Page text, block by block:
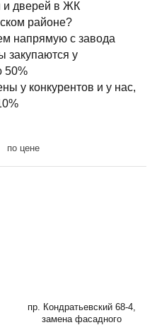
и дверей в ЖК
районе?
напрямую с завода
закупаются у
50%
у конкурентов и у нас,
по цене
пр. Кондратьевский 68-4,
замена фасадного